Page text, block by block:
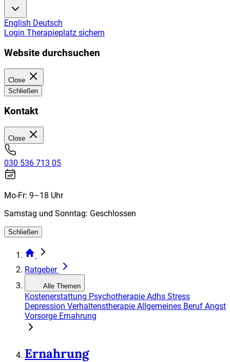
English Deutsch
Login Therapieplatz sichern
Website durchsuchen
Close
Schließen
Kontakt
Close
030 536 713 05
Mo-Fr: 9–18 Uhr
Samstag und Sonntag: Geschlossen
Schließen
Ratgeber
Alle Themen
Kostenerstattung Psychotherapie Adhs Stress
Depression Verhaltenstherapie Allgemeines Beruf Angst
Vorsorge Ernahrung
Ernahrung